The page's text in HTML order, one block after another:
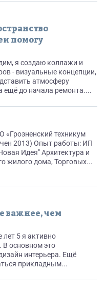
помогу
я создаю коллажи и
- визуальные концепции,
атмосферу
ещё до начала ремонта....
техникум
2013) Опыт работы: ИП
Идея" Архитектура и
жилого дома, Торговых...
важнее, чем
лет 5 я активно
В основном это
интерьера. Ещё
прикладным...